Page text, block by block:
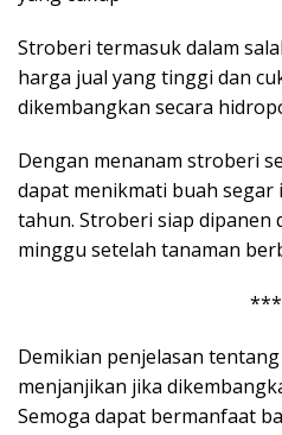
Stroberi termasuk dalam
harga jual yang tinggi dan
dikembangkan secara
Dengan menanam stroberi
dapat menikmati buah segar
tahun. Stroberi siap dipanen
minggu setelah tanaman
***
Demikian penjelasan
menjanjikan jika
Semoga dapat bermanfaat